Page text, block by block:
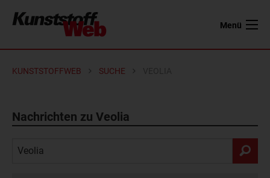
Menü
KUNSTSTOFFWEB SUCHE
Nachrichten zu Veolia